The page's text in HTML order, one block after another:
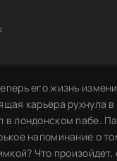
его жизнь
карьера рухнула
лондонском пабе.
напоминание о
Что